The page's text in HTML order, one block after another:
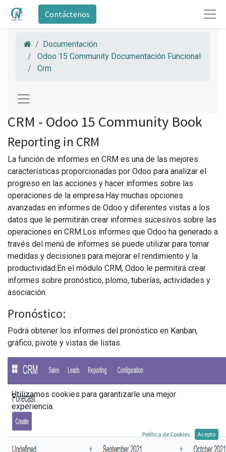
Contáctenos
Documentación
Odoo 15 Community Documentación Funcional
Crm
CRM - Odoo 15 Community Book
Reporting in CRM
La función de informes en CRM es una de las mejores
características proporcionadas por Odoo para analizar el
progreso en las acciones y hacer informes sobre las
operaciones de la empresa.Hay muchas opciones
avanzadas en informes de Odoo y diferentes vistas a los
datos que le permitirán crear informes sucesivos sobre las
operaciones en CRM.Los informes que Odoo ha generado a
través del menú de informes se puede utilizar para tomar
medidas y decisiones para mejorar el rendimiento y la
productividad.En el módulo CRM, Odoo le permitirá crear
informes sobre pronóstico, plomo, tuberías, actividades y
asociación.
Pronóstico:
Podrá obtener los informes del pronóstico en Kanban,
gráfico, pivote y vistas de listas.
Utilizamos cookies para garantizarle una mejor
experiencia.
Política de Cookies Acepto